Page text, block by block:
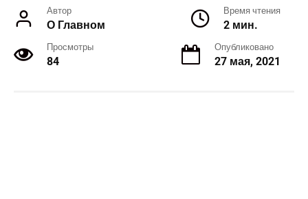
Автор
О Главном
Время чтения
2 мин.
Просмотры
84
Опубликовано
27 мая, 2021